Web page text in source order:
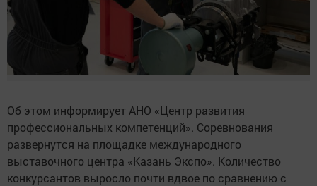
Об этом информирует АНО «Центр развития
профессиональных компетенций». Соревнования
развернутся на площадке международного
выставочного центра «Казань Экспо». Количество
конкурсантов выросло почти вдвое по сравнению с